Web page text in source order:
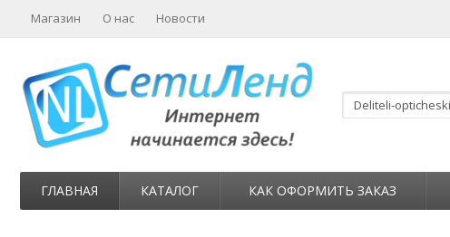
Магазин О нас Новости
ГЛАВНАЯ КАТАЛОГ КАК ОФОРМИТЬ ЗАКАЗ